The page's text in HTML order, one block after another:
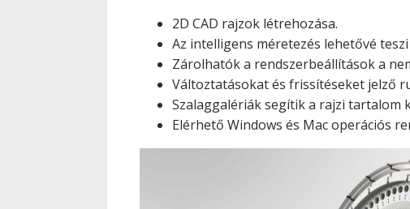
2D CAD rajzok létrehozása.
Az intelligens méretezés lehetővé
Zárolhatók a rendszerbeállítások a
Változtatásokat és frissítéseket jelző
Szalaggalériák segítik a rajzi tartalom
Elérhető Windows és Mac operációs